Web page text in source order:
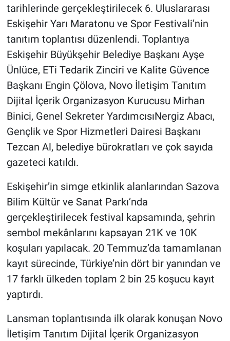
tarihlerinde gerçekleştirilecek 6. Uluslararası
Eskişehir Yarı Maratonu ve Spor Festivali’nin
tanıtım toplantısı düzenlendi. Toplantıya
Eskişehir Büyükşehir Belediye Başkanı Ayşe
Ünlüce, ETi Tedarik Zinciri ve Kalite Güvence
Başkanı Engin Çölova, Novo İletişim Tanıtım
Dijital İçerik Organizasyon Kurucusu Mirhan
Binici, Genel Sekreter YardımcısıNergiz Abacı,
Gençlik ve Spor Hizmetleri Dairesi Başkanı
Tezcan Al, belediye bürokratları ve çok sayıda
gazeteci katıldı.
Eskişehir’in simge etkinlik alanlarından Sazova
Bilim Kültür ve Sanat Parkı’nda
gerçekleştirilecek festival kapsamında, şehrin
sembol mekânlarını kapsayan 21K ve 10K
koşuları yapılacak. 20 Temmuz’da tamamlanan
kayıt sürecinde, Türkiye’nin dört bir yanından ve
17 farklı ülkeden toplam 2 bin 25 koşucu kayıt
yaptırdı.
Lansman toplantısında ilk olarak konuşan Novo
İletişim Tanıtım Dijital İçerik Organizasyon